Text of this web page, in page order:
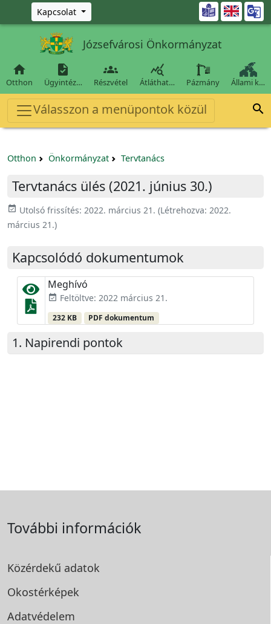
Ugrás a fő tartalomra
Kapcsolat 
Józsefvárosi Önkormányzat

Otthon

Ügyintéz…

Részvétel

Átláthat… Pázmány Állami k…
Válasszon a menüpontok közül 
Otthon Önkormányzat Tervtanács
Tervtanács ülés (2021. június 30.)
event_available Utolsó frissítés: 2022. március 21. (Létrehozva: 2022.
március 21.)
Kapcsolódó dokumentumok
Meghívó
event_available Feltöltve: 2022 március 21.
232 KB PDF dokumentum
Napirendi pontok
További információk
Közérdekű adatok
Okostérképek
Adatvédelem